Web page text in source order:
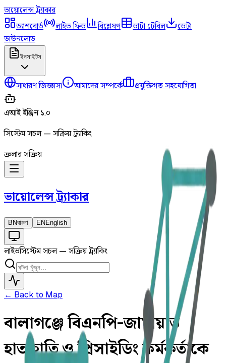
ভায়োলেন্সট্র্যাকার
ড্যাশবোর্ড
লাইভ ফিড বিশ্লেষণ ডাটা টেবিল
ডেটা
ডাউনলোড
ইনসাইটস
সাধারণ জিজ্ঞাসা আমাদের সম্পর্কে প্রযুক্তিগত সহযোগিতা
এআই ইঞ্জিন ১.০
সিস্টেম সচল — সক্রিয় ট্র্যাকিং
ক্রলার সক্রিয়
ভায়োলেন্সট্র্যাকার
BNবাংলা EN English
লাইভসিস্টেম সচল — সক্রিয় ট্র্যাকিং
← Back to Map
বালাগঞ্জে বিএনপি-জামায়াত
হাতাহাতি ও প্রিসাইডিং কর্মকর্তাকে